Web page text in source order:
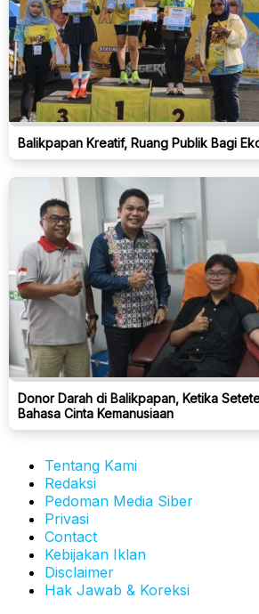
Balikpapan Kreatif, Ruang Publik Bagi
Donor Darah di Balikpapan, Ketika
Bahasa Cinta Kemanusiaan
Tentang Kami
Redaksi
Pedoman Media Siber
Privasi
Contact
Kebijakan Iklan
Disclaimer
Hak Jawab & Koreksi